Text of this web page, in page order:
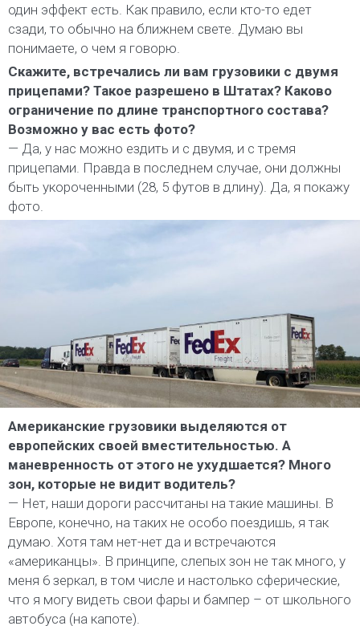
один эффект есть. Как правило, если кто-то едет
сзади, то обычно на ближнем свете. Думаю вы
понимаете, о чем я говорю.
Скажите, встречались ли вам грузовики с двумя
прицепами? Такое разрешено в Штатах? Каково
ограничение по длине транспортного состава?
Возможно у вас есть фото?
— Да, у нас можно ездить и с двумя, и с тремя
прицепами. Правда в последнем случае, они должны
быть укороченными (28, 5 футов в длину). Да, я покажу
фото.
Американские грузовики выделяются от
европейских своей вместительностью. А
маневренность от этого не ухудшается? Много
зон, которые не видит водитель?
— Нет, наши дороги рассчитаны на такие машины. В
Европе, конечно, на таких не особо поездишь, я так
думаю. Хотя там нет-нет да и встречаются
«американцы». В принципе, слепых зон не так много, у
меня 6 зеркал, в том числе и настолько сферические,
что я могу видеть свои фары и бампер – от школьного
автобуса (на капоте).